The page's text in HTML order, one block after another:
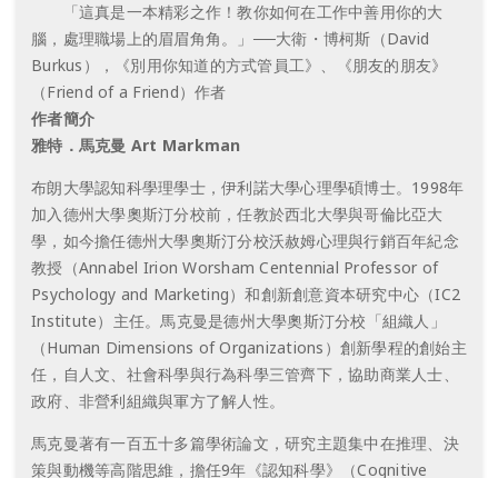
「這真是一本精彩之作！教你如何在工作中善用你的大
腦，處理職場上的眉眉角角。」──大衛・博柯斯（David
Burkus），《別用你知道的方式管員工》、《朋友的朋友》
（Friend of a Friend）作者
作者簡介
雅特．馬克曼 Art Markman
布朗大學認知科學理學士，伊利諾大學心理學碩博士。1998年
加入德州大學奧斯汀分校前，任教於西北大學與哥倫比亞大
學，如今擔任德州大學奧斯汀分校沃赦姆心理與行銷百年紀念
教授（Annabel Irion Worsham Centennial Professor of
Psychology and Marketing）和創新創意資本研究中心（IC2
Institute）主任。馬克曼是德州大學奧斯汀分校「組織人」
（Human Dimensions of Organizations）創新學程的創始主
任，自人文、社會科學與行為科學三管齊下，協助商業人士、
政府、非營利組織與軍方了解人性。
馬克曼著有一百五十多篇學術論文，研究主題集中在推理、決
策與動機等高階思維，擔任9年《認知科學》（Cognitive